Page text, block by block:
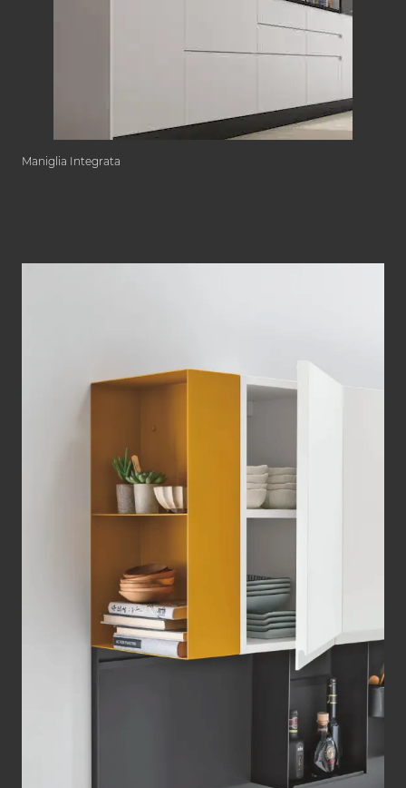
Maniglia Integrata